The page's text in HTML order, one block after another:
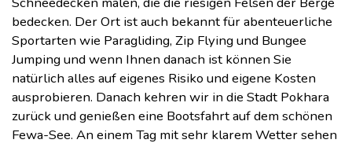
bedecken. Der Ort ist auch bekannt für abenteuerliche
Sportarten wie Paragliding, Zip Flying und Bungee
Jumping und wenn Ihnen danach ist können Sie
natürlich alles auf eigenes Risiko und eigene Kosten
ausprobieren. Danach kehren wir in die Stadt Pokhara
zurück und genießen eine Bootsfahrt auf dem schönen
Fewa-See. An einem Tag mit sehr klarem Wetter sehen